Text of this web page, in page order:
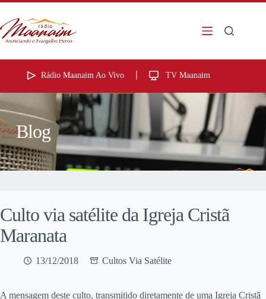
Rádio Maanaim Ao Vivo TV Maanaim
Blog
Culto via satélite da Igreja Cristã
Maranata
13/12/2018 Cultos Via Satélite
A mensagem deste culto, transmitido diretamente de uma Igreja Cristã